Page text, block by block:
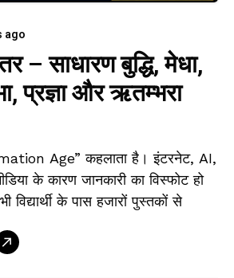
ago
– साधारण बुद्धि, मेधा,
प्रज्ञा और ऋतम्भरा
Age” कहलाता है। इंटरनेट, AI,
के कारण जानकारी का विस्फोट हो
के पास हजारों पुस्तकों से